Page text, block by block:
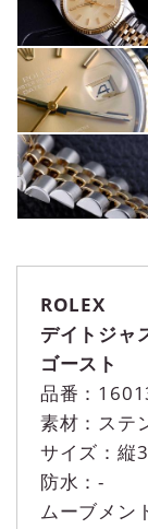
ROLEX
デイトジャ
ゴースト
品番：
素材：ステ
サイズ：
防水：-
ムーブメン